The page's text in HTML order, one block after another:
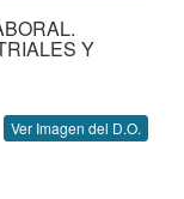
Y
Ver Imagen del D.O.